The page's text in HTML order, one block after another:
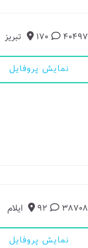
40497
170 تبریز
نمایش پروفایل
38708
92 ایلام
نمایش پروفایل